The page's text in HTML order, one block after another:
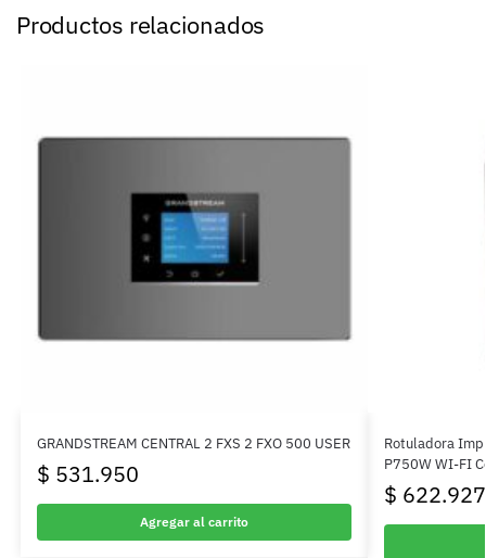
Productos relacionados
GRANDSTREAM CENTRAL 2 FXS 2 FXO 500 USER
$ 531.950
Agregar al carrito
Rotuladora
P750W WI-FI
$ 622.927